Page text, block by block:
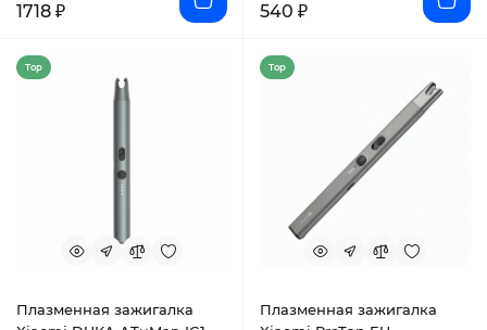
1718 ₽ 540 ₽
Top
Плазменная зажигалка
Top
Плазменная зажигалка